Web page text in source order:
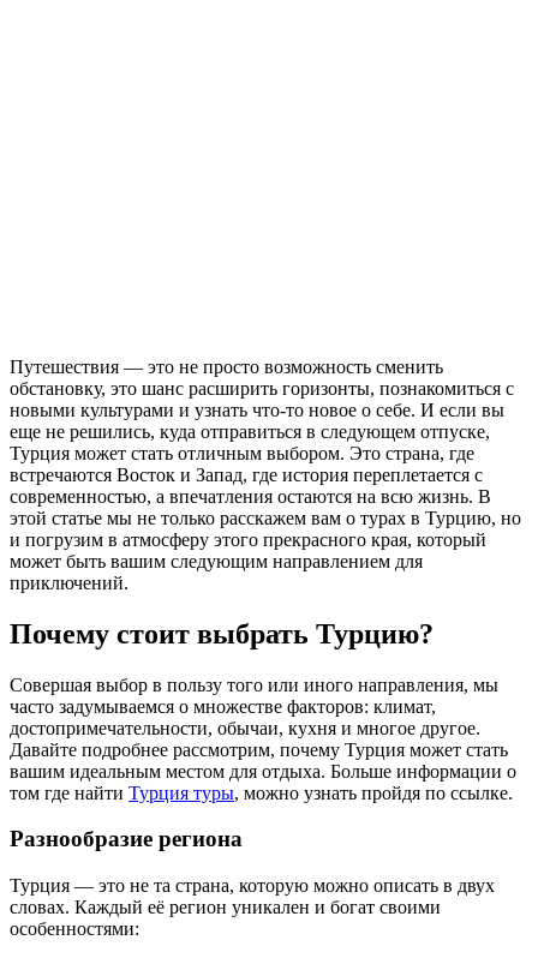
Путешествия — это не просто возможность сменить
обстановку, это шанс расширить горизонты, познакомиться с
новыми культурами и узнать что-то новое о себе. И если вы
еще не решились, куда отправиться в следующем отпуске,
Турция может стать отличным выбором. Это страна, где
встречаются Восток и Запад, где история переплетается с
современностью, а впечатления остаются на всю жизнь. В
этой статье мы не только расскажем вам о турах в Турцию, но
и погрузим в атмосферу этого прекрасного края, который
может быть вашим следующим направлением для
приключений.
Почему стоит выбрать Турцию?
Совершая выбор в пользу того или иного направления, мы
часто задумываемся о множестве факторов: климат,
достопримечательности, обычаи, кухня и многое другое.
Давайте подробнее рассмотрим, почему Турция может стать
вашим идеальным местом для отдыха. Больше информации о
том где найти Турция туры, можно узнать пройдя по ссылке.
Разнообразие региона
Турция — это не та страна, которую можно описать в двух
словах. Каждый её регион уникален и богат своими
особенностями: